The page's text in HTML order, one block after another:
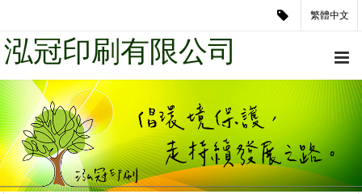
繁體中文
泓冠印刷有限公司